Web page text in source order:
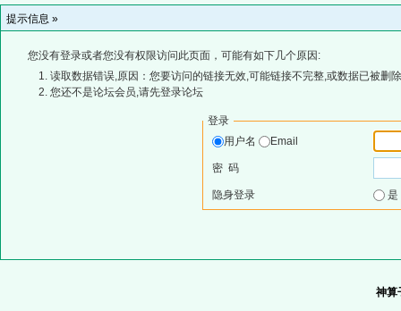
提示信息 »
您没有登录或者您没有权限访问此页面，可能有如下几个原因:
读取数据错误,原因：您要访问的链接无效,可能链接不完整,或数据已被删
您还不是论坛会员,请先登录论坛
登录
用户名
Email
密 码
隐身登录
神算